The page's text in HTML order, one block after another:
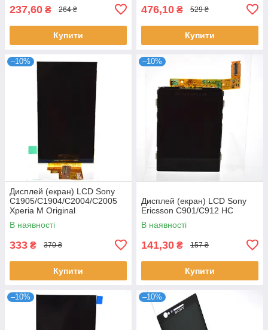
237,60 ₴ 264 ₴
Купити
476,10 ₴ 529 ₴
Купити
–10%
Дисплей (екран) LCD Sony
C1905/C1904/C2004/C2005
Xperia M Original
В наявності
333 ₴ 370 ₴
Купити
–10%
Дисплей (екран) LCD Sony
Ericsson C901/C912 HC
В наявності
141,30 ₴ 157 ₴
Купити
–10% –10%